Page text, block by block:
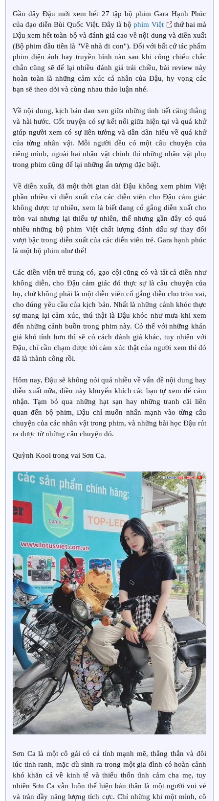
Gần đây Đậu mới xem hết 27 tập bộ phim Gara Hạnh Phúc
của đạo diễn Bùi Quốc Việt. Đây là bộphim Việt
thứ hai mà
Đậu xem hết toàn bộ và đánh giá cao về nội dung và diễn xuất
(Bộ phim đầu tiên là "Về nhà đi con"). Đối với bất cứ tác phẩm
phim điện ảnh hay truyền hình nào sau khi công chiếu chắc
chắn cũng sẽ để lại nhiều đánh giá trái chiều, bài review này
hoàn toàn là những cảm xúc cá nhân của Đậu, hy vọng các
bạn sẽ theo dõi và cùng nhau thảo luận nhé.
Về nội dung, kịch bản đan xen giữa những tình tiết căng thẳng
và hài hước. Cốt truyện có sự kết nối giữa hiện tại và quá khứ
giúp người xem có sự liên tưởng và dần dần hiểu về quá khứ
của từng nhân vật. Mỗi người đều có một câu chuyện của
riêng mình, ngoài hai nhân vật chính thì những nhân vật phụ
trong phim cũng để lại những ấn tượng đặc biệt.
Về diễn xuất, đã một thời gian dài Đậu không xem phim Việt
phần nhiều vì diễn xuất của các diễn viên cho Đậu cảm giác
không được tự nhiên, xem là biết đang cố gắng diễn xuất cho
tròn vai nhưng lại thiếu tự nhiên, thế nhưng gần đây có quá
nhiều những bộ phim Việt chất lượng đánh dấu sự thay đổi
vượt bậc trong diễn xuất của các diễn viên trẻ. Gara hạnh phúc
là một bộ phim như thế!
Các diễn viên trẻ trung có, gạo cội cũng có và tất cả diễn như
không diễn, cho Đậu cảm giác đó thực sự là câu chuyện của
họ, chứ không phải là một diễn viên cố gắng diễn cho tròn vai,
cho đúng yêu cầu của kịch bản. Nhất là những cảnh khóc thực
sự mang lại cảm xúc, thú thật là Đậu khóc như mưa khi xem
đến những cảnh buồn trong phim này. Có thể với những khán
giả khó tính hơn thì sẽ có cách đánh giá khác, tuy nhiên với
Đậu, chỉ cần chạm được tới cảm xúc thật của người xem thì đó
đã là thành công rồi.
Hôm nay, Đậu sẽ không nói quá nhiều về vấn đề nội dung hay
diễn xuất nữa, điều này khuyến khích các bạn tự xem để cảm
nhận. Tạm bỏ qua những hạt sạn hay những tranh cãi liên
quan đến bộ phim, Đậu chỉ muốn nhấn mạnh vào từng câu
chuyện của các nhân vật trong phim, và những bài học Đậu rút
ra được từ những câu chuyện đó.
Quỳnh Kool trong vai Sơn Ca.
Sơn Ca là một cô gái có cá tính mạnh mẽ, thẳng thắn và đôi
lúc tinh ranh, mặc dù sinh ra trong một gia đình có hoàn cảnh
khó khăn cả về kinh tế và thiếu thốn tình cảm cha mẹ, tuy
nhiên Sơn Ca vẫn luôn thể hiện bản thân là một người vui vẻ
và tràn đầy năng lượng tích cực. Chỉ những khi một mình, cô